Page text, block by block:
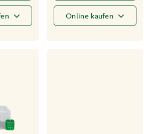
Online kaufen